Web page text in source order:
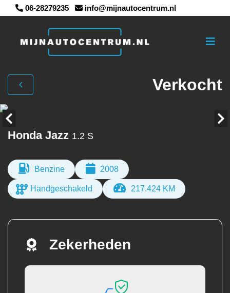
06-28279235 info@mijnautocentrum.nl
Verkocht
Honda Jazz 1.2 S
Benzine 2008
Handgeschakeld 217.424 KM
Zekerheden